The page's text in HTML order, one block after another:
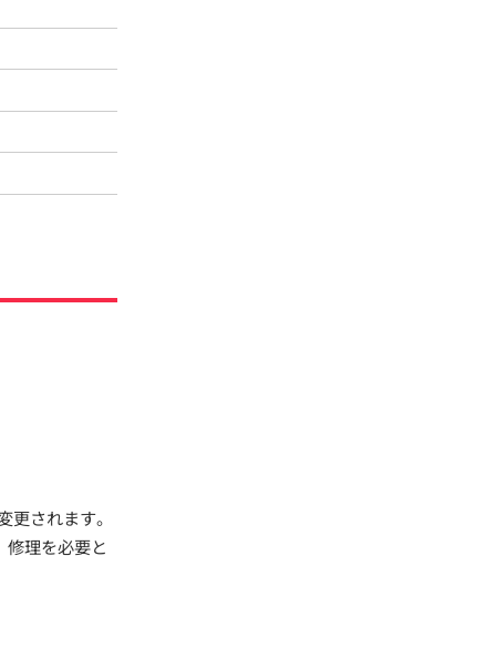
されます。
修理を必要と